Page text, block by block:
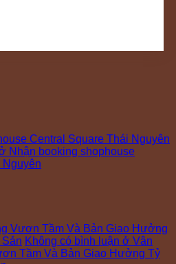
Central Square Thái Nguyên
Nhận booking shophouse
Nguyên
Vươn Tầm Và Bản Giao Hưởng
Không có bình luận ở Vân
Tầm Và Bản Giao Hưởng Tỷ